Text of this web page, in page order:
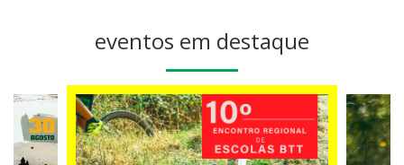
eventos em destaque